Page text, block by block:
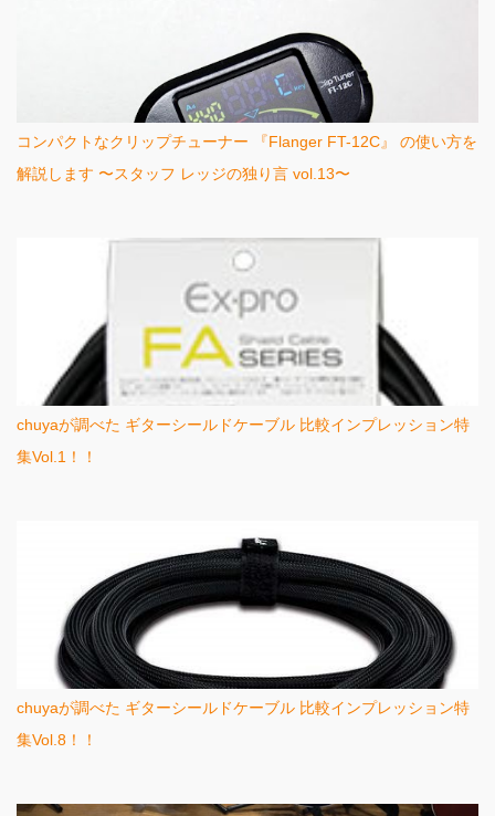
コンパクトなクリップチューナー 『Flanger FT-12C』 の使い方を
解説します 〜スタッフ レッジの独り言 vol.13〜
chuyaが調べた ギターシールドケーブル 比較インプレッション特
集Vol.1！！
chuyaが調べた ギターシールドケーブル 比較インプレッション特
集Vol.8！！